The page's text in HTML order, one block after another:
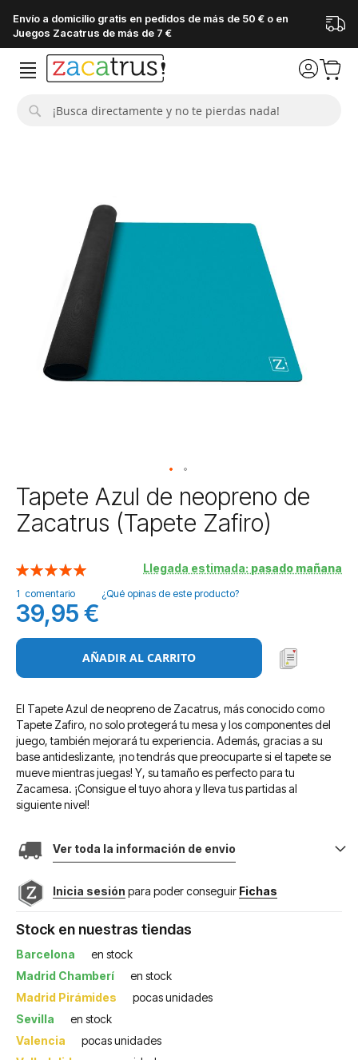
Envío a domicilio gratis en pedidos de más de 50 € o en
Juegos Zacatrus de más de 7 €
Saltar
al
comienzo
galería
imágenes
Tapete Azul de neopreno de
Zacatrus (Tapete Zafiro)
Llegada estimada: pasado mañana
Valoración:
1 comentario ¿Qué opinas de este producto?
39,95 €
AÑADIR AL CARRITO
El Tapete Azul de neopreno de Zacatrus, más conocido como
Tapete Zafiro, no solo protegerá tu mesa y los componentes del
juego, también mejorará tu experiencia. Además, gracias a su
base antideslizante, ¡no tendrás que preocuparte si el tapete se
mueve mientras juegas! Y, su tamaño es perfecto para tu
Zacamesa. ¡Consigue el tuyo ahora y lleva tus partidas al
siguiente nivel!
Ver toda la información de envio
Inicia sesión para poder conseguir Fichas
Stock en nuestras tiendas
Barcelona
en stock
Madrid Chamberí
en stock
Madrid Pirámides
pocas unidades
Sevilla
en stock
Valencia
pocas unidades